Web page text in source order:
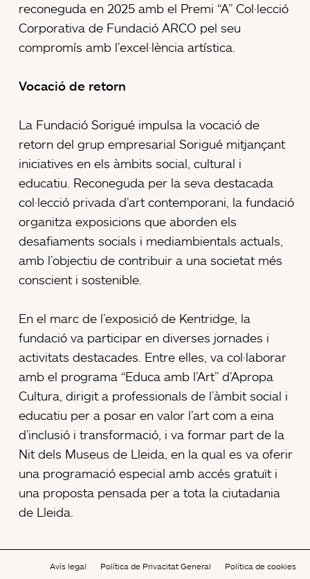
reconeguda en 2025 amb el Premi “A” Col·lecció
Corporativa de Fundació ARCO pel seu
compromís amb l’excel·lència artística.
Vocació de retorn
La Fundació Sorigué impulsa la vocació de
retorn del grup empresarial Sorigué mitjançant
iniciatives en els àmbits social, cultural i
educatiu. Reconeguda per la seva destacada
col·lecció privada d’art contemporani, la fundació
organitza exposicions que aborden els
desafiaments socials i mediambientals actuals,
amb l’objectiu de contribuir a una societat més
conscient i sostenible.
En el marc de l’exposició de Kentridge, la
fundació va participar en diverses jornades i
activitats destacades. Entre elles, va col·laborar
amb el programa “Educa amb l’Art” d’Apropa
Cultura, dirigit a professionals de l’àmbit social i
educatiu per a posar en valor l’art com a eina
d’inclusió i transformació, i va formar part de la
Nit dels Museus de Lleida, en la qual es va oferir
una programació especial amb accés gratuït i
una proposta pensada per a tota la ciutadania
de Lleida.
Avís legal Política de Privacitat General Política de cookies